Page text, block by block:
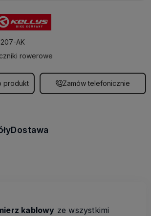
AK
rowerowe
produkt Zamów telefonicznie
Dostawa
kablowy ze wszystkimi